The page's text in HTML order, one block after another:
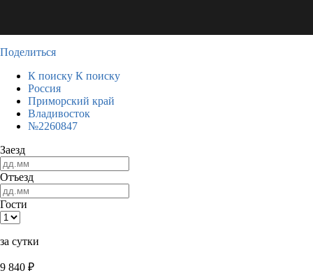
Поделиться
К поиску К поиску
Россия
Приморский край
Владивосток
№2260847
Заезд
Отъезд
Гости
за сутки
9 840 ₽